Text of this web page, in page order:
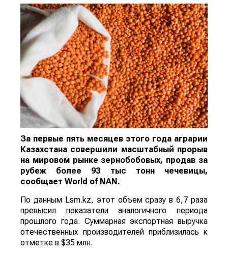
За первые пять месяцев этого года аграрии
Казахстана совершили масштабный прорыв
на мировом рынке зернобобовых, продав за
рубеж более 93 тыс тонн чечевицы,
сообщает World of NAN.
По данным Lsm.kz, этот объем сразу в 6,7 раза
превысил показатели аналогичного периода
прошлого года. Суммарная экспортная выручка
отечественных производителей приблизилась к
отметке в $35 млн.